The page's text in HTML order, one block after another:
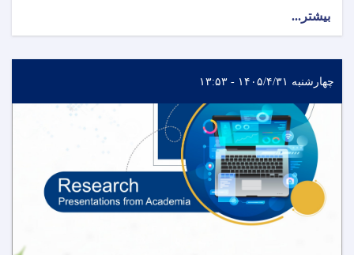
بیشتر...
چهارشنبه ۱۴۰۵/۴/۳۱ - ۱۳:۵۳